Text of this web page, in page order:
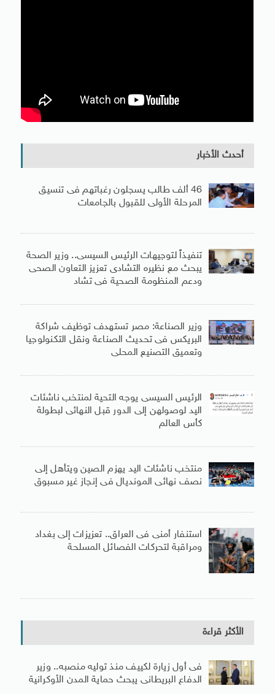
أحدث الأخبار
46 ألف طالب يسجلون رغباتهم فى تنسيق
المرحلة الأولى للقبول بالجامعات
تنفيذاً لتوجيهات الرئيس السيسى.. وزير الصحة
يبحث مع نظيره التشادى تعزيز التعاون الصحى
ودعم المنظومة الصحية فى تشاد
وزير الصناعة: مصر تستهدف توظيف شراكة
البريكس فى تحديث الصناعة ونقل التكنولوجيا
وتعميق التصنيع المحلى
الرئيس السيسى يوجه التحية لمنتخب ناشئات
اليد لوصولهن إلى الدور قبل النهائى لبطولة
كأس العالم
منتخب ناشئات اليد يهزم الصين ويتأهل إلى
نصف نهائى المونديال فى إنجاز غير مسبوق
استنفار أمنى فى العراق.. تعزيزات إلى بغداد
ومراقبة لتحركات الفصائل المسلحة
الأكثر قراءة
فى أول زيارة لكييف منذ توليه منصبه.. وزير
الدفاع البريطانى يبحث حماية المدن الأوكرانية